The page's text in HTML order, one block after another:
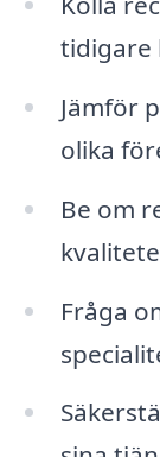
tidigare
Jämför
olika
Be om
Fråga